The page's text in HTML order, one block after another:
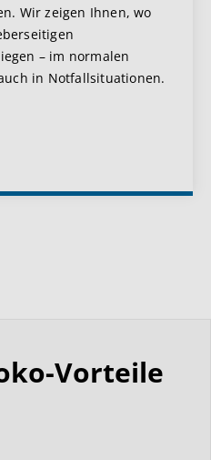
Wir zeigen Ihnen, wo
– im normalen
in Notfallsituationen.
Vorteile